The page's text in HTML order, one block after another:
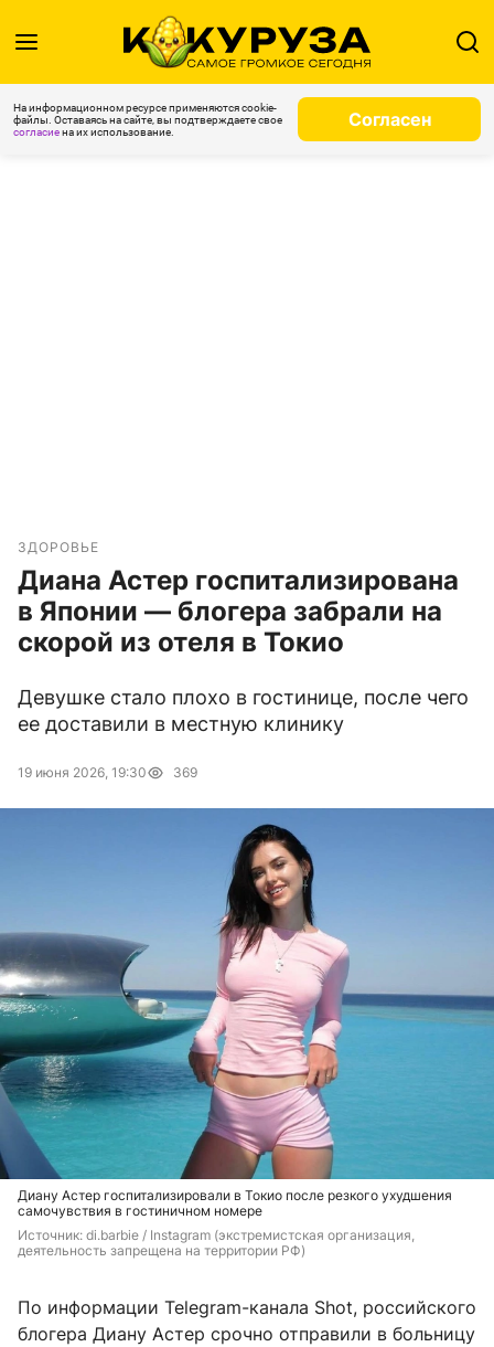
На информационном ресурсе применяются cookie-
файлы. Оставаясь на сайте, вы подтверждаете свое
согласиена их использование.
Согласен
ЗДОРОВЬЕ
Диана Астер госпитализирована
в Японии — блогера забрали на
скорой из отеля в Токио
Девушке стало плохо в гостинице, после чего
ее доставили в местную клинику
19 июня 2026, 19:30 369
Диану Астер госпитализировали в Токио после резкого ухудшения
самочувствия в гостиничном номере
Источник: di.barbie / Instagram (экстремистская организация,
деятельность запрещена на территории РФ)
По информации Telegram-канала Shot, российского
блогера Диану Астер срочно отправили в больницу